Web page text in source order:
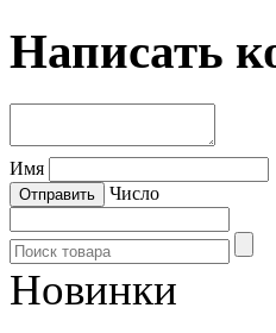
Написать
Имя
Число
Новинки